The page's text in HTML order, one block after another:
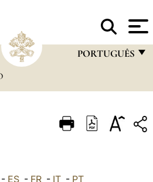
PORTUGUÊS
ITALIANO
- ES - FR - IT - PT